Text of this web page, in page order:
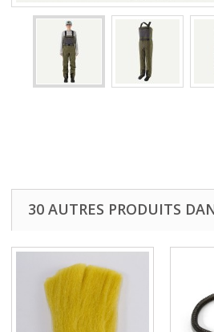
30 AUTRES PRODUITS